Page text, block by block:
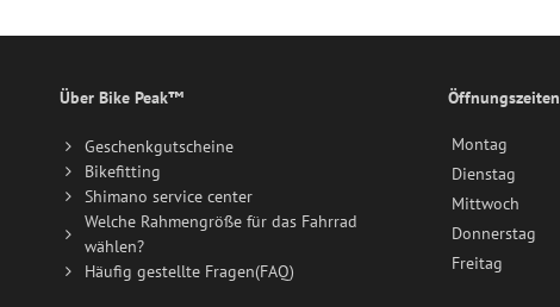
Über Bike Peak™
Geschenkgutscheine
Bikefitting
Shimano service center
Welche Rahmengröße für das Fahrrad
wählen?
Häufig gestellte Fragen(FAQ)
Öffnungszeiten
Montag
Dienstag
Mittwoch
Donnerstag
Freitag